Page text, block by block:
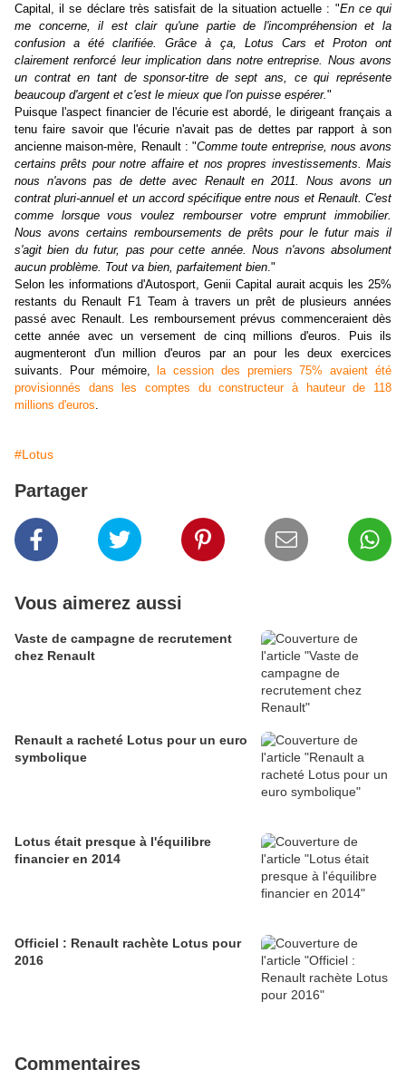
Capital, il se déclare très satisfait de la situation actuelle : "En ce qui
me concerne, il est clair qu'une partie de l'incompréhension et la
confusion a été clarifiée. Grâce à ça, Lotus Cars et Proton ont
clairement renforcé leur implication dans notre entreprise. Nous avons
un contrat en tant de sponsor-titre de sept ans, ce qui représente
beaucoup d'argent et c'est le mieux que l'on puisse espérer."
Puisque l'aspect financier de l'écurie est abordé, le dirigeant français a
tenu faire savoir que l'écurie n'avait pas de dettes par rapport à son
ancienne maison-mère, Renault : "Comme toute entreprise, nous avons
certains prêts pour notre affaire et nos propres investissements. Mais
nous n'avons pas de dette avec Renault en 2011. Nous avons un
contrat pluri-annuel et un accord spécifique entre nous et Renault. C'est
comme lorsque vous voulez rembourser votre emprunt immobilier.
Nous avons certains remboursements de prêts pour le futur mais il
s'agit bien du futur, pas pour cette année. Nous n'avons absolument
aucun problème. Tout va bien, parfaitement bien."
Selon les informations d'Autosport, Genii Capital aurait acquis les 25%
restants du Renault F1 Team à travers un prêt de plusieurs années
passé avec Renault. Les remboursement prévus commenceraient dès
cette année avec un versement de cinq millions d'euros. Puis ils
augmenteront d'un million d'euros par an pour les deux exercices
suivants. Pour mémoire,
la cession des premiers 75% avaient été
provisionnés dans les comptes du constructeur à hauteur de 118
millions d'euros.
#Lotus
Partager
Vous aimerez aussi
Vaste de campagne de recrutement
chez Renault
Renault a racheté Lotus pour un euro
symbolique
Lotus était presque à l'équilibre
financier en 2014
Officiel : Renault rachète Lotus pour
2016
Commentaires